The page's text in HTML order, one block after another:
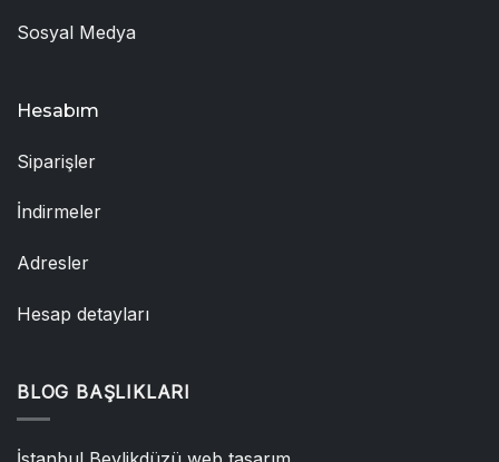
Sosyal Medya
Hesabım
Siparişler
İndirmeler
Adresler
Hesap detayları
BLOG BAŞLIKLARI